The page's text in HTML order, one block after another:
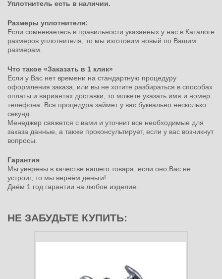
Уплотнитель есть в наличии.
Размеры уплотнителя:
Если сомневаетесь в правильности указанных у нас в Каталоге
размеров уплотнителя, то мы изготовим новый по Вашим
размерам.
Что такое «Заказать в 1 клик»
Если у Вас нет времени на стандартную процедуру
оформления заказа, или вы не хотите разбираться в способах
оплаты и вариантах доставки, то можете указать имя и номер
телефона. Вся процедура займет у вас буквально несколько
секунд.
Менеджер свяжется с вами и уточнит все необходимые для
заказа данные, а также проконсультирует, если у вас возникнут
вопросы.
Гарантия
Мы уверены в качестве нашего товара, если оно Вас не
устроит, то мы вернём деньги!
Даём 1 год гарантии на любое изделие.
НЕ ЗАБУДЬТЕ КУПИТЬ: